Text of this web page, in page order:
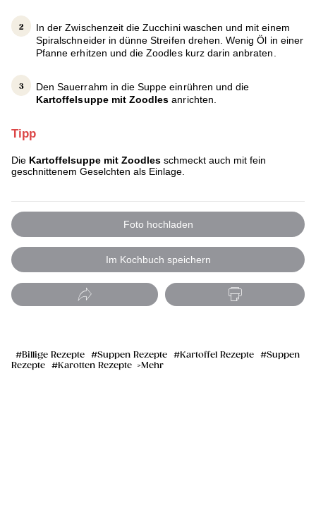
In der Zwischenzeit die Zucchini waschen und mit einem
Spiralschneider in dünne Streifen drehen. Wenig Öl in einer
Pfanne erhitzen und die Zoodles kurz darin anbraten.
Den Sauerrahm in die Suppe einrühren und die
Kartoffelsuppe mit Zoodlesanrichten.
Tipp
Die Kartoffelsuppe mit Zoodles schmeckt auch mit fein
geschnittenem Geselchten als Einlage.
Foto hochladen
Im Kochbuch speichern
Billige Rezepte Suppen Rezepte Kartoffel Rezepte
Suppen
Rezepte
Karotten Rezepte Mehr